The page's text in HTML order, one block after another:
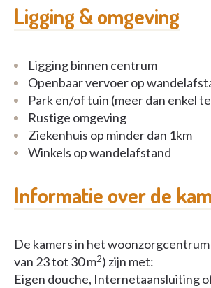
Ligging & omgeving
Ligging binnen centrum
Openbaar vervoer op
Park en/of tuin (meer dan enkel
Rustige omgeving
Ziekenhuis op minder dan 1km
Winkels op wandelafstand
Informatie over de
De kamers in het
van 23 tot 30 m2) zijn met:
Eigen douche, Internetaansluiting